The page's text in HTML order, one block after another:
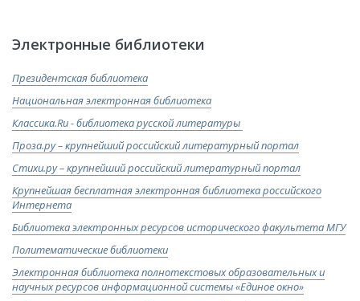
​Электронные библиотеки
Президентская библиотека
Национальная электронная библиотека​
Классика.Ru - библиотека русской литературы
Проза.ру – крупнейший российский литературный портал​
Стихи.ру – крупнейший российский литературный портал​
Крупнейшая бесплатная электронная библиотека российского
Интернета​
Библиотека электронных ресурсов исторического факультета МГУ
Политематические библиотеки​
Электронная библиотека полнотекстовых образовательных и
научных ресурсов информационной системы «Единое окно»